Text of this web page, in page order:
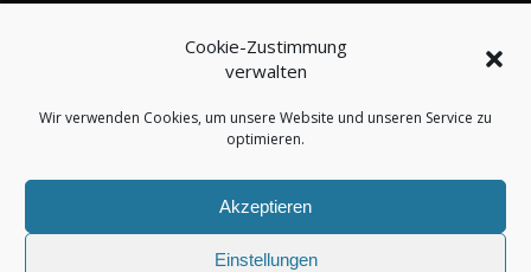
Cookie-Zustimmung
verwalten
Wir verwenden Cookies, um unsere Website und unseren Service zu
optimieren.
Akzeptieren
Einstellungen
* = Affiliatelinks / Werbung
koiteichblog